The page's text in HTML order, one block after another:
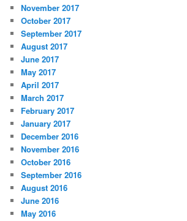
November 2017
October 2017
September 2017
August 2017
June 2017
May 2017
April 2017
March 2017
February 2017
January 2017
December 2016
November 2016
October 2016
September 2016
August 2016
June 2016
May 2016